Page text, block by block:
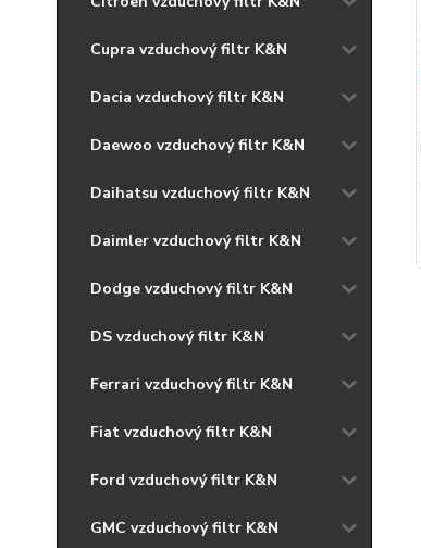
Cupra vzduchový filtr K&N
Dacia vzduchový filtr K&N
Daewoo vzduchový filtr K&N
Daihatsu vzduchový filtr K&N
Daimler vzduchový filtr K&N
Dodge vzduchový filtr K&N
DS vzduchový filtr K&N
Ferrari vzduchový filtr K&N
Fiat vzduchový filtr K&N
Ford vzduchový filtr K&N
GMC vzduchový filtr K&N